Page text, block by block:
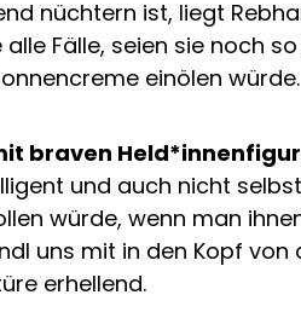
nüchtern ist, liegt
Fälle, seien sie noch
einölen würde.
braven
und auch nicht
würde, wenn man
uns mit in den Kopf
erhellend.